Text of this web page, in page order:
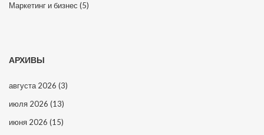
Маркетинг и бизнес (5)
АРХИВЫ
августа 2026 (3)
июля 2026 (13)
июня 2026 (15)